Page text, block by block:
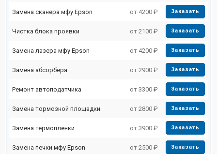
Замена сканера мфу Epson от 4200 ₽ Заказать
Чистка блока проявки от 2100 ₽ Заказать
Замена лазера мфу Epson от 4200 ₽ Заказать
Замена абсорбера от 2900 ₽ Заказать
Ремонт автоподатчика от 3300 ₽ Заказать
Замена тормозной площадки от 2800 ₽ Заказать
Замена термопленки от 3900 ₽ Заказать
Замена печки мфу Epson от 2500 ₽ Заказать